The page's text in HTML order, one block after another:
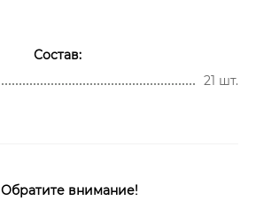
Состав:
21 шт.
Обратите внимание!